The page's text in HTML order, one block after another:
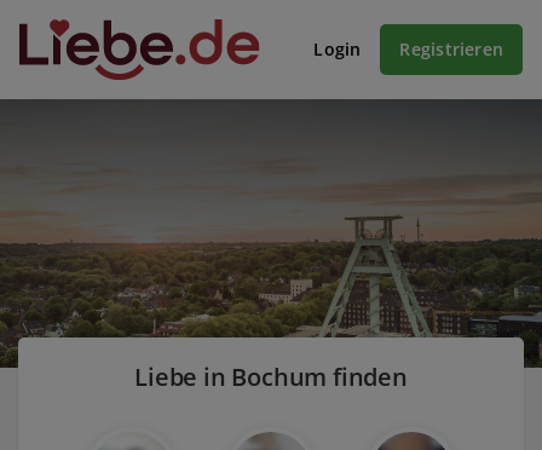
Login Registrieren
Liebe in Bochum finden